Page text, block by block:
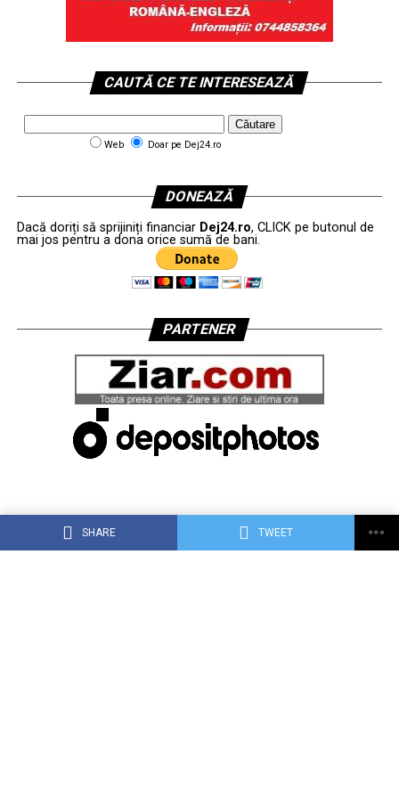
SHARE TWEET
CAUTĂ CE TE INTERESEAZĂ
Web Doar pe Dej24.ro
DONEAZĂ
Dacă doriți să sprijiniți financiar Dej24.ro, CLICK pe butonul de
mai jos pentru a dona orice sumă de bani.
PARTENER